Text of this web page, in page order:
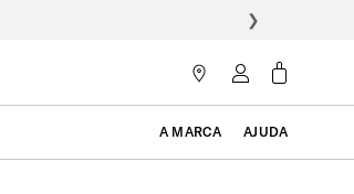
❯
A MARCA AJUDA